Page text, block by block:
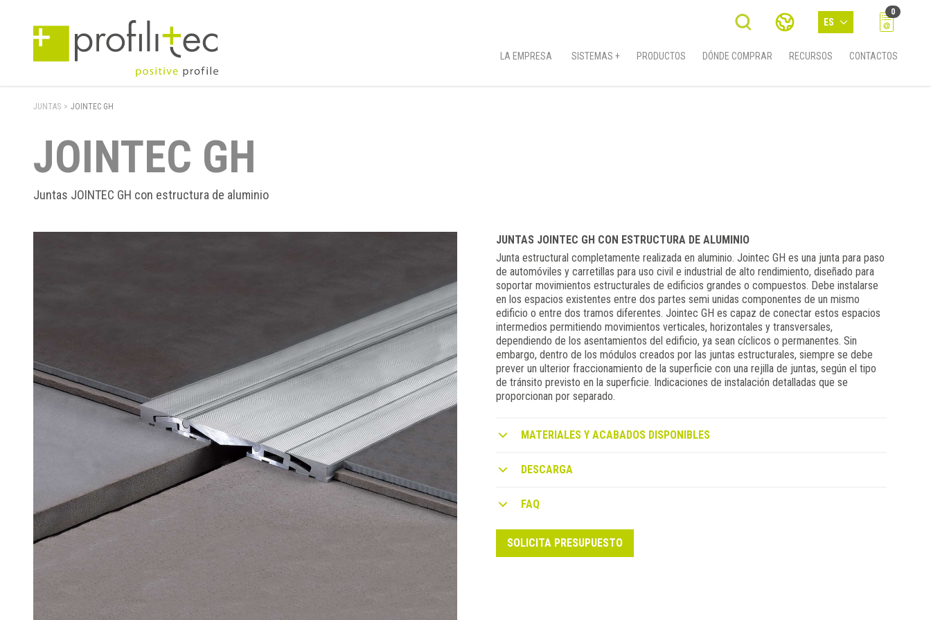
ES
0
LA EMPRESA SISTEMAS + PRODUCTOS DÓNDE COMPRAR RECURSOS CONTACTOS
JUNTAS > JOINTEC GH
JOINTEC GH
Juntas JOINTEC GH con estructura de aluminio
JUNTAS JOINTEC GH CON ESTRUCTURA DE ALUMINIO
Junta estructural completamente realizada en aluminio. Jointec GH es una junta para paso
de automóviles y carretillas para uso civil e industrial de alto rendimiento, diseñado para
soportar movimientos estructurales de edificios grandes o compuestos. Debe instalarse
en los espacios existentes entre dos partes semi unidas componentes de un mismo
edificio o entre dos tramos diferentes. Jointec GH es capaz de conectar estos espacios
intermedios permitiendo movimientos verticales, horizontales y transversales,
dependiendo de los asentamientos del edificio, ya sean cíclicos o permanentes. Sin
embargo, dentro de los módulos creados por las juntas estructurales, siempre se debe
prever un ulterior fraccionamiento de la superficie con una rejilla de juntas, según el tipo
de tránsito previsto en la superficie. Indicaciones de instalación detalladas que se
proporcionan por separado.
MATERIALES Y ACABADOS DISPONIBLES
DESCARGA
FAQ
SOLICITA PRESUPUESTO